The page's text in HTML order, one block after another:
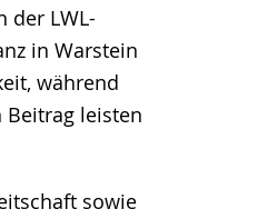
der LWL-
in Warstein
während
leisten
sowie